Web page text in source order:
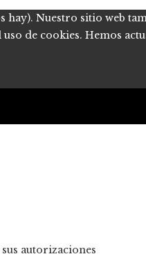
Nuestro sitio web
de cookies. Hemos
autorizaciones